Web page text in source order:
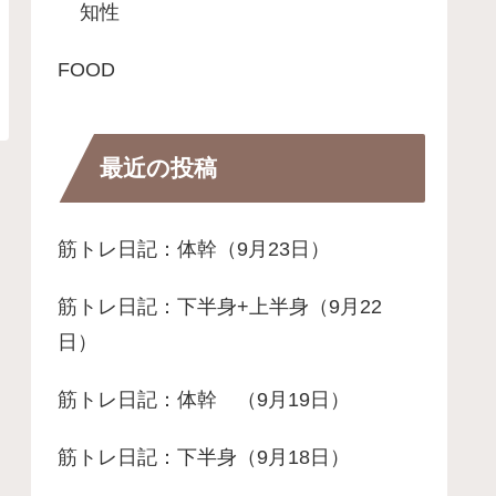
知性
FOOD
最近の投稿
筋トレ日記：体幹（9月23日）
筋トレ日記：下半身+上半身（9月22
日）
筋トレ日記：体幹 （9月19日）
筋トレ日記：下半身（9月18日）